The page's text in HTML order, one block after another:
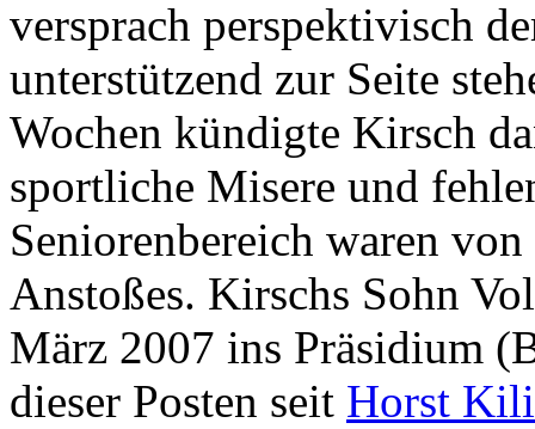
versprach perspektivisch
unterstützend zur Seite
Wochen kündigte Kirsch
sportliche Misere und
Seniorenbereich waren
Anstoßes. Kirschs Sohn
März 2007 ins Präsidium
dieser Posten seit Horst